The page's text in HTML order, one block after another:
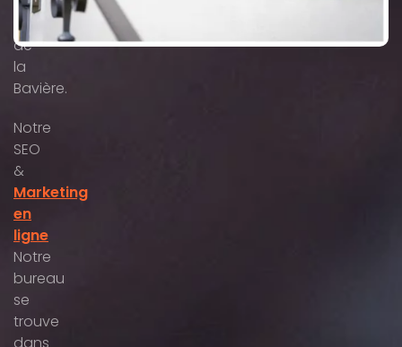
capitale
de
la
Bavière.
Notre
SEO
&
Marketing
en
ligne
Notre
bureau
se
trouve